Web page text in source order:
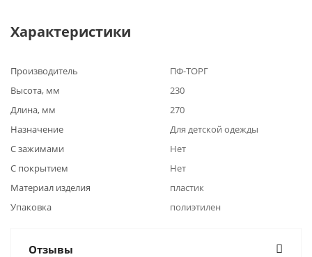
Характеристики
Производитель
ПФ-ТОРГ
Высота, мм
230
Длина, мм
270
Назначение
Для детской одежды
С зажимами
Нет
С покрытием
Нет
Материал изделия
пластик
Упаковка
полиэтилен
Отзывы